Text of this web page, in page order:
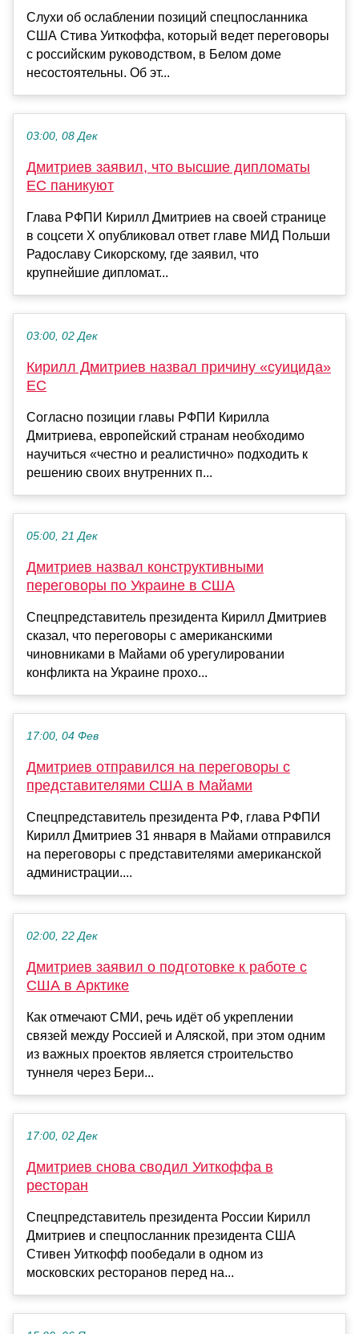
Слухи об ослаблении позиций спецпосланника
США Стива Уиткоффа, который ведет переговоры
с российским руководством, в Белом доме
несостоятельны. Об эт...
03:00, 08 Дек
Дмитриев заявил, что высшие дипломаты
ЕС паникуют
Глава РФПИ Кирилл Дмитриев на своей странице
в соцсети X опубликовал ответ главе МИД Польши
Радославу Сикорскому, где заявил, что
крупнейшие дипломат...
03:00, 02 Дек
Кирилл Дмитриев назвал причину «суицида»
ЕС
Согласно позиции главы РФПИ Кирилла
Дмитриева, европейский странам необходимо
научиться «честно и реалистично» подходить к
решению своих внутренних п...
05:00, 21 Дек
Дмитриев назвал конструктивными
переговоры по Украине в США
Спецпредставитель президента Кирилл Дмитриев
сказал, что переговоры с американскими
чиновниками в Майами об урегулировании
конфликта на Украине прохо...
17:00, 04 Фев
Дмитриев отправился на переговоры с
представителями США в Майами
Спецпредставитель президента РФ, глава РФПИ
Кирилл Дмитриев 31 января в Майами отправился
на переговоры с представителями американской
администрации....
02:00, 22 Дек
Дмитриев заявил о подготовке к работе с
США в Арктике
Как отмечают СМИ, речь идёт об укреплении
связей между Россией и Аляской, при этом одним
из важных проектов является строительство
туннеля через Бери...
17:00, 02 Дек
Дмитриев снова сводил Уиткоффа в
ресторан
Спецпредставитель президента России Кирилл
Дмитриев и спецпосланник президента США
Стивен Уиткофф пообедали в одном из
московских ресторанов перед на...